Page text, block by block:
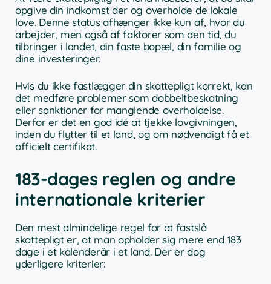
opgive din indkomst der og overholde de lokale
love. Denne status afhænger ikke kun af, hvor du
arbejder, men også af faktorer som den tid, du
tilbringer i landet, din faste bopæl, din familie og
dine investeringer.
Hvis du ikke fastlægger din skattepligt korrekt, kan
det medføre problemer som dobbeltbeskatning
eller sanktioner for manglende overholdelse.
Derfor er det en god idé at tjekke lovgivningen,
inden du flytter til et land, og om nødvendigt få et
officielt certifikat.
183-dages reglen og andre
internationale kriterier
Den mest almindelige regel for at fastslå
skattepligt er, at man opholder sig mere end 183
dage i et kalenderår i et land. Der er dog
yderligere kriterier: